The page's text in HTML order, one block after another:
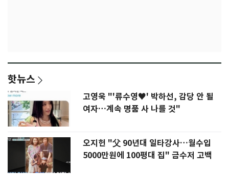
핫뉴스
고영욱 "'류수영♥' 박하선, 감당 안 될
여자…계속 명품 사 나를 것"
오지헌 "父 90년대 일타강사…월수입
5000만원에 100평대 집" 금수저 고백